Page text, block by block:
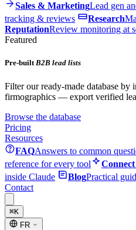
Sales & MarketingLead gen
tracking & reviews
Research
ReputationReview monitoring at
Featured
Pre-builtB2B lead lists
Filter our ready-made database by
firmographics — export verified
Browse the database
Pricing
Resources
FAQAnswers to common
reference for every tool
inside Claude
BlogPractical
Contact
⌘K
FR